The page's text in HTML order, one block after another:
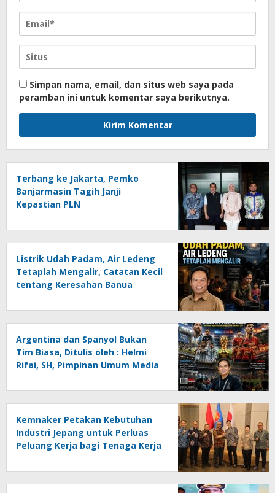
Simpan nama, email, dan situs web saya pada
peramban ini untuk komentar saya berikutnya.
Terbang ke Jakarta, Pemko
Banjarmasin Tagih Janji
Kepastian PLN
Listrik Udah Padam, Air Ledeng
Tetaplah Mengalir, Catatan Kecil
tentang Keresahan Banua
Ancaman Lingkungan, Oleh :
Helmi Rifai, SH
Argentina dan Spanyol Bukan
Tim Biasa, Ditulis oleh : Helmi
Rifai, SH, Pimpinan Umum Media
Kemnaker Petakan Kebutuhan
Industri Jepang untuk Perluas
Peluang Kerja bagi Tenaga Kerja